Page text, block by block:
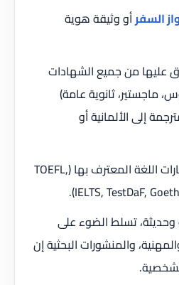
السفرأو وثيقة هوية
عليها من جميع الشهادات
ماجستير، ثانوية عامة)
إلى الألمانية أو
النتائج الرسمية لاختبارات اللغة المعترف بها (TOEFL,
IELTS, TestDaF,
تسلط الضوء على
والمنشورات البحثية إن